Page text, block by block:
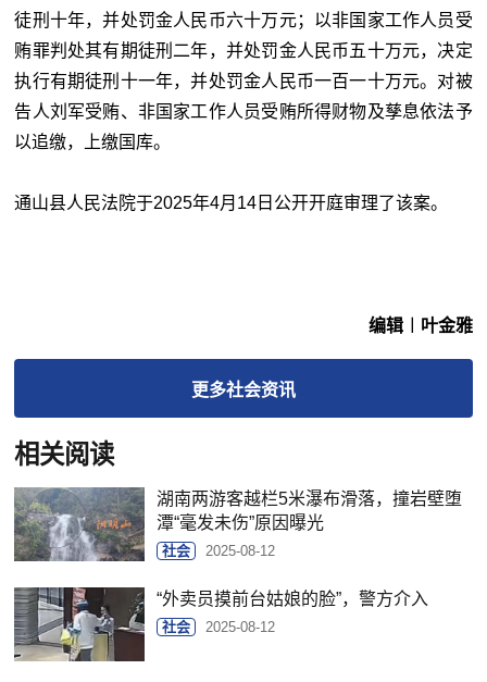
徒刑十年，并处罚金人民币六十万元；以非国家工作人员受
贿罪判处其有期徒刑二年，并处罚金人民币五十万元，决定
执行有期徒刑十一年，并处罚金人民币一百一十万元。对被
告人刘军受贿、非国家工作人员受贿所得财物及孳息依法予
以追缴，上缴国库。
通山县人民法院于2025年4月14日公开开庭审理了该案。
编辑︱叶金雅
更多社会资讯
相关阅读
湖南两游客越栏5米瀑布滑落，撞岩壁堕
潭“毫发未伤”原因曝光
社会 2025-08-12
“外卖员摸前台姑娘的脸”，警方介入
社会 2025-08-12